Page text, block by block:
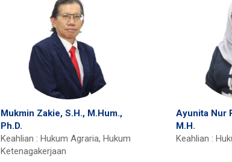
Mukmin Zakie, S.H., M.Hum.,
Ph.D.
Keahlian : Hukum Agraria, Hukum
Ketenagakerjaan
Ayunita Nur
M.H.
Keahlian :